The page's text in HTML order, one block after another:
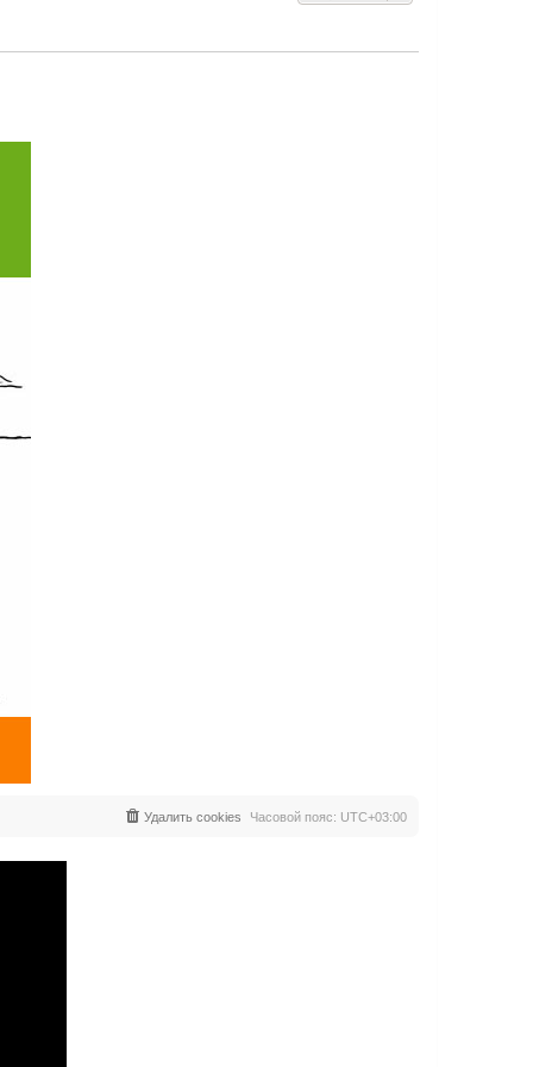
Часовой пояс: UTC+03:00
Удалить cookies